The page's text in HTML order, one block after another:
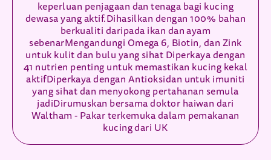
keperluan penjagaan dan tenaga bagi kucing
dewasa yang aktif.Dihasilkan dengan 100% bahan
berkualiti daripada ikan dan ayam
sebenarMengandungi Omega 6, Biotin, dan Zink
untuk kulit dan bulu yang sihat Diperkaya dengan
41 nutrien penting untuk memastikan kucing kekal
aktifDiperkaya dengan Antioksidan untuk imuniti
yang sihat dan menyokong pertahanan semula
jadiDirumuskan bersama doktor haiwan dari
Waltham - Pakar terkemuka dalam pemakanan
kucing dari UK